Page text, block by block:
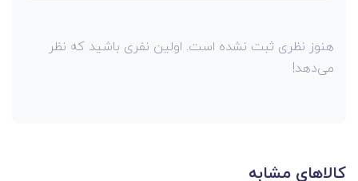
هنوز نظری ثبت نشده است. اولین نفری باشید که نظر
می‌دهد!
کالاهای مشابه